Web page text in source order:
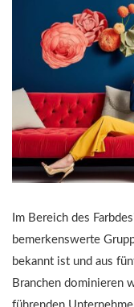
Im Bereich des
bemerkenswerte
bekannt ist und aus
Branchen dominieren